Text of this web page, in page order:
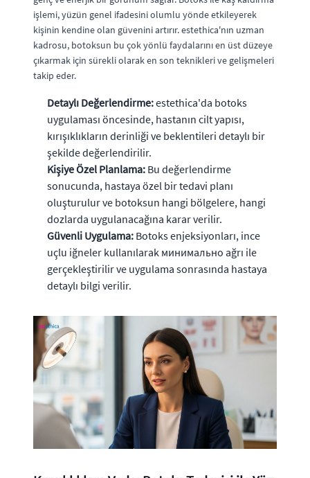
işlemi, yüzün genel ifadesini olumlu yönde etkileyerek
kişinin kendine olan güvenini artırır. estethica'nın uzman
kadrosu, botoksun bu çok yönlü faydalarını en üst düzeye
çıkarmak için sürekli olarak en son teknikleri ve gelişmeleri
takip eder.
Detaylı Değerlendirme:estethica'da botoks
uygulaması öncesinde, hastanın cilt yapısı,
kırışıklıkların derinliği ve beklentileri detaylı bir
şekilde değerlendirilir.
Kişiye Özel Planlama: Bu değerlendirme
sonucunda, hastaya özel bir tedavi planı
oluşturulur ve botoksun hangi bölgelere, hangi
dozlarda uygulanacağına karar verilir.
Güvenli Uygulama: Botoks enjeksiyonları, ince
uçlu iğneler kullanılarak минимально ağrı ile
gerçekleştirilir ve uygulama sonrasında hastaya
detaylı bilgi verilir.